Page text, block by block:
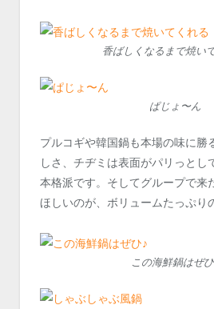
香ばしくなるまで焼い
ぱじょ〜ん
プルコギや韓国鍋も本場の味に勝
しさ、チヂミは表面がパリっとし
本格派です。そしてグループで来
ほしいのが、ボリュームたっぷり
この海鮮鍋はぜ